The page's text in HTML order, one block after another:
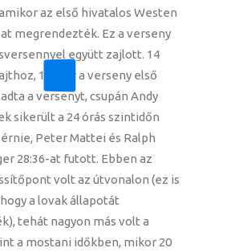
az első hivatalos Westen
megrendezték. Ez a verseny
együtt zajlott. 14
11 már a verseny első
a versenyt, csupán Andy
sikerült a 24 órás szintidőn
Peter Mattei és Ralph
28:36-at futott. Ebben az
volt az útvonalon (ez is
a lovak állapotát
tehát nagyon más volt a
a mostani időkben, mikor 20